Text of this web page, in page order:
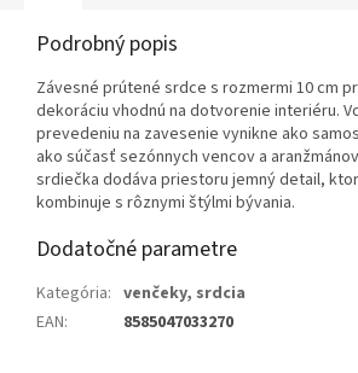
Podrobný popis
Závesné prútené srdce s rozmermi 10 cm
dekoráciu vhodnú na dotvorenie interiéru.
prevedeniu na zavesenie vynikne ako
ako súčasť sezónnych vencov a
srdiečka dodáva priestoru jemný detail,
kombinuje s rôznymi štýlmi bývania.
Dodatočné parametre
Kategória: venčeky, srdcia
EAN: 8585047033270